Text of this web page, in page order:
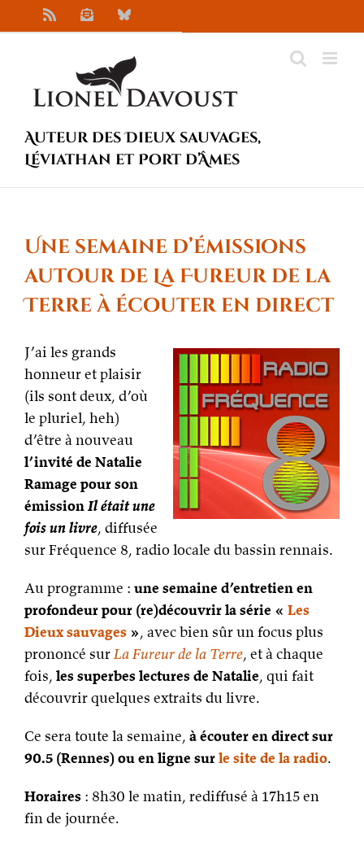
au
NewsletterBluesky
Auteur des Dieux sauvages,
Léviathan et Port d’Âmes
Une semaine d’émissions
autour de La Fureur de la
Terre à écouter en direct
J’ai les grands
honneur et plaisir
(ils sont deux, d’où
le pluriel, heh)
d’être à nouveau
l’invité de Natalie
Ramage pour son
émissionIl était une
fois un livre, diffusée
sur Fréquence 8, radio locale du bassin rennais.
Au programme : une semaine d’entretien en
profondeur pour (re)découvrir la série « Les
Dieux sauvages », avec bien sûr un focus plus
prononcé surLa Fureur de la Terre, et à chaque
fois, les superbes lectures de Natalie, qui fait
découvrir quelques extraits du livre.
Ce sera toute la semaine, à écouter en direct sur
90.5 (Rennes) ou en ligne surle site de la radio.
Horaires : 8h30 le matin, rediffusé à 17h15 en
fin de journée.